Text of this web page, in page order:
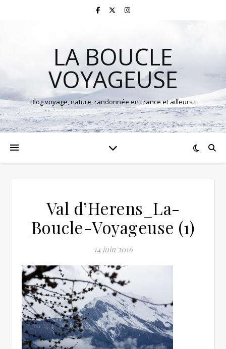
LA BOUCLE
VOYAGEUSE
Blog voyage, nature, randonnée en France et ailleurs !
Val d’Herens_La-
Boucle-Voyageuse (1)
14 juin 2016